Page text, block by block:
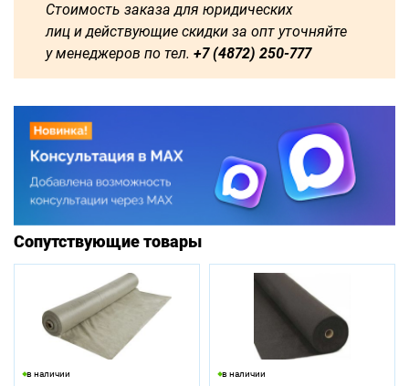
Стоимость заказа для юридических
лиц и действующие скидки за опт уточняйте
у менеджеров по тел. +7 (4872) 250-777
4750 5250 5500 5750
Сопутствующие товары
в наличии в наличии